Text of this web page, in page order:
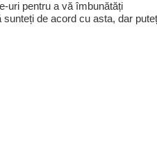
uri pentru a vă îmbunătăți
de acord cu asta, dar